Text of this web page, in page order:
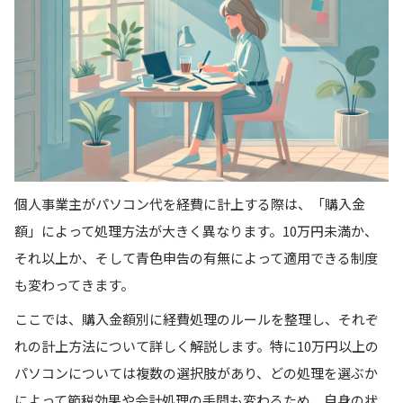
個人事業主がパソコン代を経費に計上する際は、「購入金
額」によって処理方法が大きく異なります。10万円未満か、
それ以上か、そして青色申告の有無によって適用できる制度
も変わってきます。
ここでは、購入金額別に経費処理のルールを整理し、それぞ
れの計上方法について詳しく解説します。特に10万円以上の
パソコンについては複数の選択肢があり、どの処理を選ぶか